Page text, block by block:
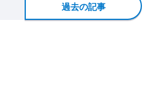
過去の記事